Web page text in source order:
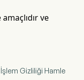
ve
Gizliliği Hamle